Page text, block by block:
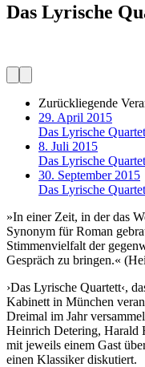
Das Lyrische
Zurückliegende
29. April 2015
Das Lyrische
8. Juli 2015
Das Lyrische
30. September 2015
Das Lyrische
»In einer Zeit, in der das
Synonym für Roman
Stimmenvielfalt der
Gespräch zu bringen.«
›Das Lyrische Quartett‹,
Kabinett in München
Dreimal im Jahr
Heinrich Detering, Harald
mit jeweils einem Gast
einen Klassiker diskutiert.